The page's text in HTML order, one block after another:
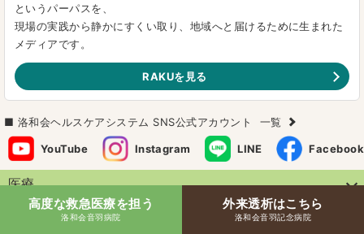
高度な救急医療を担う
洛和会音羽病院
外来透析はこちら
洛和会音羽記念病院
というパーパスを、
現場の実践から静かにすくい取り、地域へと届けるために生まれた
メディアです。
RAKUを見る
洛和会ヘルスケアシステム SNS公式アカウント 一覧
YouTube Instagram LINE Facebook
医療
介護